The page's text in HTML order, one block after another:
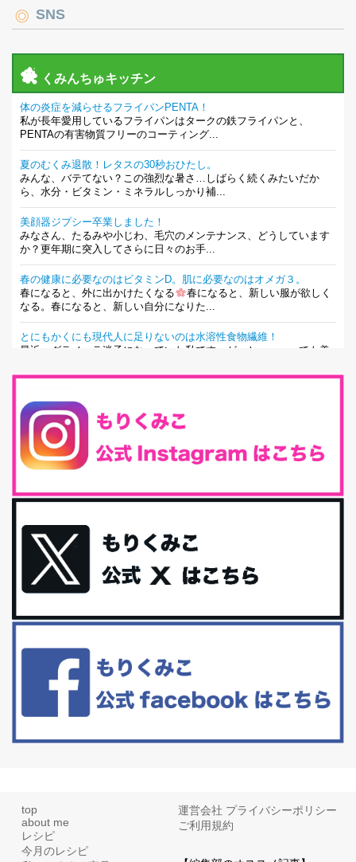
SNS
くみんちゅキッチン
体の炎症を減らせるフライパンPENTA！
私が長年愛用しているフライパンはタークの鉄フライパンと、
PENTAの有害物質フリーのコーティング...
夏のむくみ退散！レタスの30秒おひたし。
みんな、バテてない？この強烈な暑さ…しばらく続くみたいだか
ら、水分・ビタミン・ミネラルしっかり補...
美顔器ジプシー卒業しました！
みなさん、たるみや小じわ、毛穴のメンテナンス、どうしています
か？更年期に突入してさらに日々のお手...
春の健康に必要なのはビタミンD。肌に必要なのはオメガ３。
春になると、外に出かけたくなる
春になると、新しい服が欲しく
なる。春になると、新しい自分になりた...
とにもかくにも現代人に足りないのは水溶性食物繊維！
最近、グラノーラ迷子になっていた私です。が、と〜〜〜っても美
腸内環境を整えることは、健康維持の中でいっちばん大事！だと私
は思っています。 ヒトの免...
iHerb特大セール終了間近！みんな何買う？
最近お風呂上がりの炭酸水をシリカシリカにしているんだけど確か
今回は、最近毎回定期的に購入している「楽天ふるさと納税」の返
礼品トップ５を紹介します。今までいろ...
更年期を穏やかに乗りきるために今できる５つのこと。
アラフィフからの体と心の整え方。 私も気づけばアラフィフ、これ
といった更年期症状はまだ...
白髪・美容・免疫力、現代人に足りないのは海藻！
リーブオイルorごま油をたらす。&n...
top
about me
レシピ
今月のレシピ
運営会社 プライバシーポリシー
ご利用規約